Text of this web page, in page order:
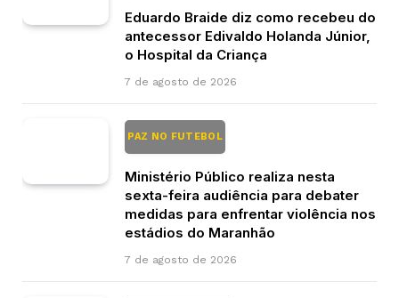
Eduardo Braide diz como recebeu do
antecessor Edivaldo Holanda Júnior,
o Hospital da Criança
7 de agosto de 2026
PAZ NO FUTEBOL
Ministério Público realiza nesta
sexta-feira audiência para debater
medidas para enfrentar violência nos
estádios do Maranhão
7 de agosto de 2026